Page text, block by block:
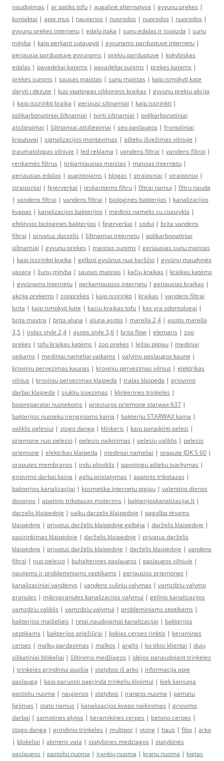
naudojimas | ar patiks tofu | augalinė alternatyva | gyvunu prekes |
kontaktai | apie mus | naujienos | nuorodos | nuorodos | nuorodos |
gyvunu prekes internetu | edalo itaka | sunu edalas ir isvaizda | sunu
mityba | kaip perkant sutaupyti | gyvunams parduotuve internetu |
geriausia parduotuve gyvunams | prekiu parduotuve | kokybiskas
edalas | pavadeliai katems | pavadeliai sunims | prekes katems |
prekes sunims | sausas maistas | sunu maistas | kaip ismokyti kate
daryti i dezute | kuo ypatingas silikoninis kraikas | gyvunu prekiu akcija
| kaip issirinkti kraika | geriausi siltnamiai | kaip issirinkti |
polikarbonatiniai šiltnamiai | tvirti siltnamiai | polikarbonatiniai
atsiliepimai | šiltnamiai atsiliepimai | seo paslaugos | frontaliniai
krautuvai | signalizacijos montavimas | atliekų išvežimas vilniuje |
traumatologas vilniuje | led reklama | vandens filtrai | vandens filtrai |
renkamės filtrus | tinkamiausias maistas | maistas internetu |
geriausias ėdalas | augintojams | blogas | straipsniai | straipsniai |
straipsniai | fejerverkai | ieskantiems filtru | filtrai namui | filtru nauda
| vandens filtrai | vandens filtrai | biologinės bakterijos | kanalizacijos
kvapas | kanalizacijos bakterijos | medinis namelis su ciuozykla |
efektyvio biologinės bakterijos | fejerverkai | sodui | brita vandens
filtrai | privatus darzelis | šiltnamiai internetu | polikarbonatiniai
siltnamiai | gyvunu prekes | maistas sunims | geriausias sunu maistas
| kaip issirinkti kraika | gelbsti gyvūnus nuo karščio | gyvūnų maudynės
vasarą | šunų mityba | sausas maistas | kačių kraikas | kraikas katėms
| gyvūnams internetu | perkamiausios internetu | geriausias kraikas |
akcija prekems | zooprekės | kaip issirinkti | kraikas | vandens filtrai
brita | kaip ismokyti kate | kaciu kraikas tofu | kas yra odontologai |
brita maxtra | brita aluna | aluna ąsotis | marella 2,4 | ąsotis marella
3,5 | indas style 2,4 | ąsotis style 3,6 | brita flow | elemaris | zoo
prekes | tofu kraikas katėms | zoo prekes | lęšiai pigiau | mediniai
vaikams | mediniai nameliai vaikams | valymo paslaugos kaune |
kroviniu pervezimas kaunas | kroviniu pervezimas vilnius | elektrikas
vilnius | kroviniu pervezimas klaipeda | tralas klaipeda | griovimo
darbai klaipeda | siukliu isvezimas | klinkerines trinkeles |
biopreparatai nuotekoms | prieziuros priemone starwax 637 |
bakterijos nuoteku irenginiams kaina | bakteriju STARWAX kaina |
valiklis pelesiui | stogo danga | klinkeris | kaip panaikinti pelesi |
priemone nuo pelesio | pelesio naikinimas | pelesių valiklis | pelesio
priemone | elektrikas klaipeda | mediniai nameliai | orapute JDK S 60 |
oraputes membranos | indu ploviklis | pavojingu atlieku tvarkymas |
griovimo darbai kaina | geliu pristatymas | apatinis trikotazas |
bakterijos kanalizacijai | kosmetika internetu pigiau | valentino dienos
dovanos | apatinis trikotazas moterims | bakterijoskanalizacijai.lt |
darzelis klaipedoje | vaiku darzelis klaipedoje | pagalba tėvams
klaipėdoje | privatus darželis klaipėdoje gelbėja | darželis klaipėdoje |
pasirinkimas klaipėdoje | darželis klaipėdoje | privatus darželis
klaipėdoje | privatus darželis klaipėdoje | darželis klaipėdoje | vandens
filtrai | nuo pelesio | buhalterines paslaugos | paslaugos vilniuje |
naujiems ir probleminiams septikams | geriausios priemones |
kanalizaciniai vandenys | vandens suliniu valymas | vamzdziu valymo
granules | mikrogranules kanalizacijos valymui | gelinis kanalizacijos
vamzdziu valiklis | vamzdziu valymui | probleminiams septikams |
bakterijos maišeliais | retai naudojamai kanalizacijai | bakterijos
septikams | bakterijos priežiūrai | kokias cerpes rinktis | keramines
cerpes | malkų pardavimas | malkos | anglis | ko tikisi klientai | dujų
silikatiniai blokeliai | šiltinimo medžiagos | idėjos panaudojant trinkeles
| trinkelės grindiniui puošia | statybos iš arko | informacija apie
paslaugą | kaip paruosti pagrinda trinkeliu klojimui | kiek kainuoja
pastoliu nuoma | naujienos | statybos | įrangos nuoma | pamatu
liejimas | stato namus | kanalizacijos kvapo naikinimas | griovimo
darbai | samotines plytos | keramikines cerpes | betono cerpes |
stogo danga | grindinio trinkeles | multipor | ytong | haus | fibo | arko
| blokeliai | akmens vata | statybines medziagos | statybinės
paslaugos | pastoliu nuoma | įrankių nuoma | kranu nuoma | kietas